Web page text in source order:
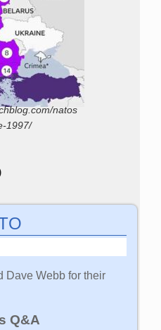
natos
1997/
Dave Webb for their
Q&A